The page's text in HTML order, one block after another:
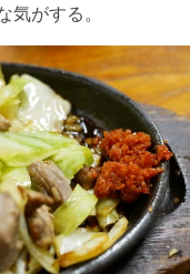
気がする。